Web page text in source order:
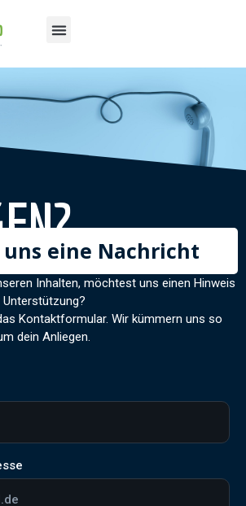
eine Nachricht
Inhalten, möchtest uns einen Hinweis
Kontaktformular. Wir kümmern uns so
dein Anliegen.